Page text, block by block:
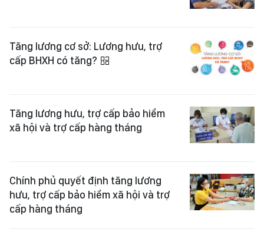
Tăng lương cơ sở: Lương hưu, trợ
cấp BHXH có tăng?
Tăng lương hưu, trợ cấp bảo hiểm
xã hội và trợ cấp hàng tháng
Chính phủ quyết định tăng lương
hưu, trợ cấp bảo hiểm xã hội và trợ
cấp hàng tháng